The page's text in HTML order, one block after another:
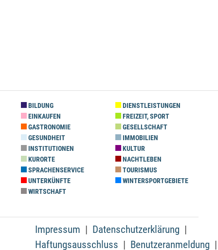
BILDUNG
DIENSTLEISTUNGEN
EINKAUFEN
FREIZEIT, SPORT
GASTRONOMIE
GESELLSCHAFT
GESUNDHEIT
IMMOBILIEN
INSTITUTIONEN
KULTUR
KURORTE
NACHTLEBEN
SPRACHENSERVICE
TOURISMUS
UNTERKÜNFTE
WINTERSPORTGEBIETE
WIRTSCHAFT
Impressum
Datenschutzerklärung
Haftungsausschluss
Benutzeranmeldung